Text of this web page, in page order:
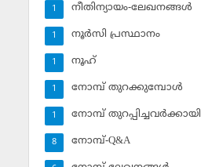
നീതിന്യായം-ലേഖനങ്ങള്‍
1
നൂര്‍സി പ്രസ്ഥാനം
1
നൂഹ്‌
1
നോമ്പ് തുറക്കുമ്പോള്‍
1
നോമ്പ് തുറപ്പിച്ചവര്‍ക്കായി
1
നോമ്പ്-Q&A
8